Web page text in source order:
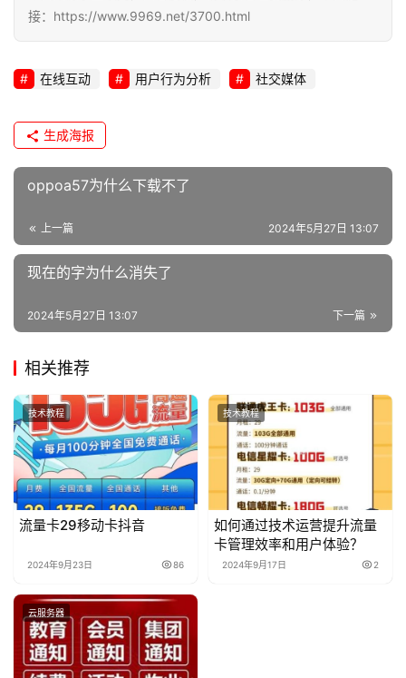
络
安
全
i
u
维
接：https://www.9969.net/3700.html
在线互动 用户行为分析 社交媒体
生成海报
oppoa57为什么下载不了
上一篇 2024年5月27日 13:07
现在的字为什么消失了
下一篇
2024年5月27日 13:07
相关推荐
技术教程
流量卡29移动卡抖音
2024年9月23日 86
技术教程
如何通过技术运营提升流量
卡管理效率和用户体验？
2024年9月17日 2
云服务器